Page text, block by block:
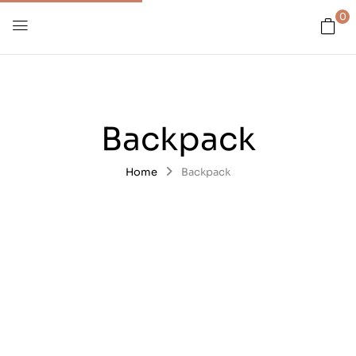
0
Backpack
Home Backpack